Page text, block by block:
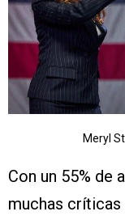
Meryl
Con un 55% de
muchas críticas